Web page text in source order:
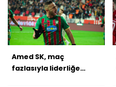
Amed SK, maç
fazlasıyla liderliğe